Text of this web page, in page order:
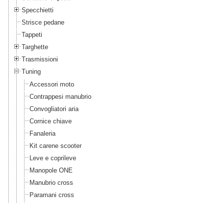
Specchietti
Strisce pedane
Tappeti
Targhette
Trasmissioni
Tuning
Accessori moto
Contrappesi manubrio
Convogliatori aria
Cornice chiave
Fanaleria
Kit carene scooter
Leve e coprileve
Manopole ONE
Manubrio cross
Paramani cross